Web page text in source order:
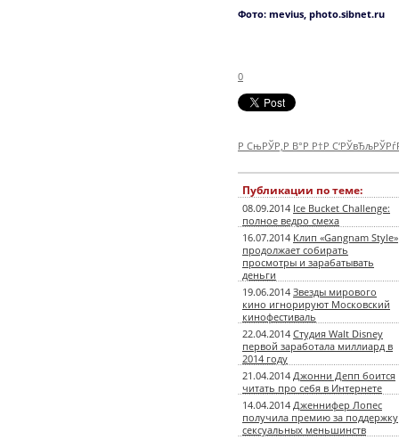
Фото: mevius, photo.sibnet.ru
0
Р СњРЎР‚Р В°Р Р†Р
Публикации по теме:
08.09.2014 Ice Bucket Challenge:
полное ведро смеха
16.07.2014 Клип «Gangnam Style»
продолжает собирать
просмотры и зарабатывать
деньги
19.06.2014 Звезды мирового
кино игнорируют Московский
кинофестиваль
22.04.2014 Студия Walt Disney
первой заработала миллиард в
2014 году
21.04.2014 Джонни Депп боится
читать про себя в Интернете
14.04.2014 Дженнифер Лопес
получила премию за поддержку
сексуальных меньшинств